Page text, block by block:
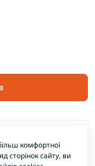
комфортної
сторінок сайту, ви